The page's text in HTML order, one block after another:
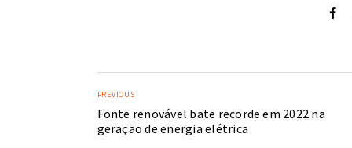
PREVIOUS
Fonte renovável bate recorde em 2022 na
geração de energia elétrica